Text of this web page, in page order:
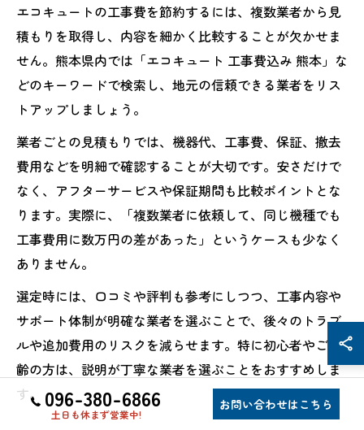
エコキュートの工事費を節約するには、複数業者から見
積もりを取得し、内容を細かく比較することが欠かせま
せん。熊本県内では「エコキュート 工事費込み 熊本」な
どのキーワードで検索し、地元の信頼できる業者をリス
トアップしましょう。
業者ごとの見積もりでは、機器代、工事費、保証、撤去
費用などを明細で確認することが大切です。安さだけで
なく、アフターサービスや保証期間も比較ポイントとな
ります。実際に、「複数業者に依頼して、同じ機種でも
工事費用に数万円の差があった」というケースも少なく
ありません。
選定時には、口コミや評判も参考にしつつ、工事内容や
サポート体制が明確な業者を選ぶことで、後々のトラブ
ルや追加費用のリスクを減らせます。特に初心者やご高
齢の方は、説明が丁寧な業者を選ぶことをおすすめしま
す。 096-380-6866
土日も休まず営業中!
お問い合わせはこちら